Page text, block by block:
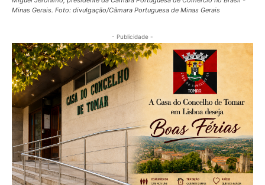
Minas Gerais. Foto: divulgação/Câmara Portuguesa de Minas Gerais
- Publicidade -